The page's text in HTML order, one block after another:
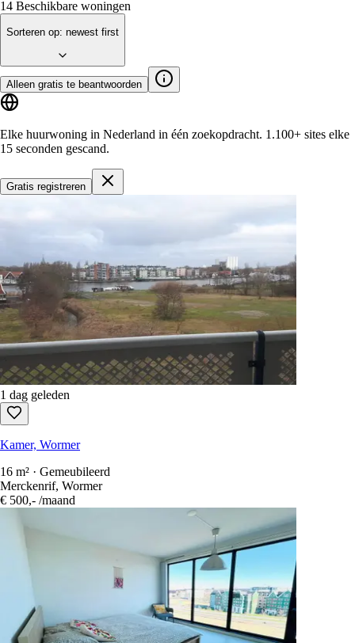
14 Beschikbare woningen
Sorteren op: newest first
Alleen gratis te beantwoorden
Elke huurwoning in Nederland in één zoekopdracht. 1.100+ sites elke
15 seconden gescand.
Gratis registreren
1 dag geleden
Kamer, Wormer
16 m² · Gemeubileerd
Merckenrif, Wormer
€ 500,- /maand